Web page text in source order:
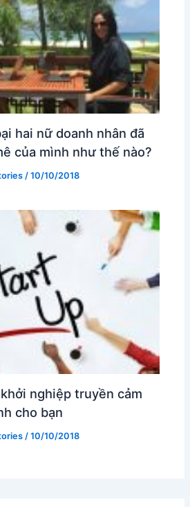
hai nữ doanh nhân đã
của mình như thế nào?
/10/10/2018
nghiệp truyền cảm
cho bạn
/10/10/2018